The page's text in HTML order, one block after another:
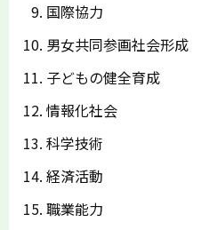
国際協力
男女共同参画社会形成
子どもの健全育成
情報化社会
科学技術
経済活動
職業能力